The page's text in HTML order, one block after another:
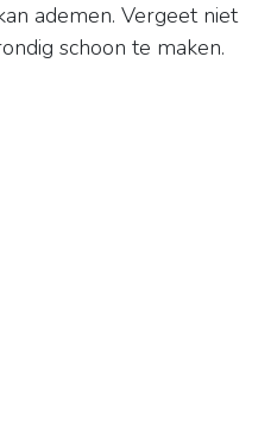
ademen. Vergeet niet
schoon te maken.